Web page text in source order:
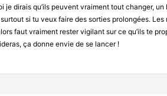
je dirais qu’ils peuvent vraiment tout changer,
si tu veux faire des sorties prolongées.
faut vraiment rester vigilant sur ce qu’ils te
ça donne envie de se lancer !